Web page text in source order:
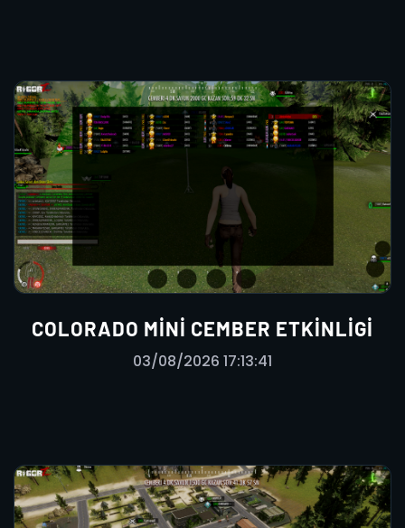
COLORADO MINI CEMBER ETKINLIGI
03/08/2026 17:13:41